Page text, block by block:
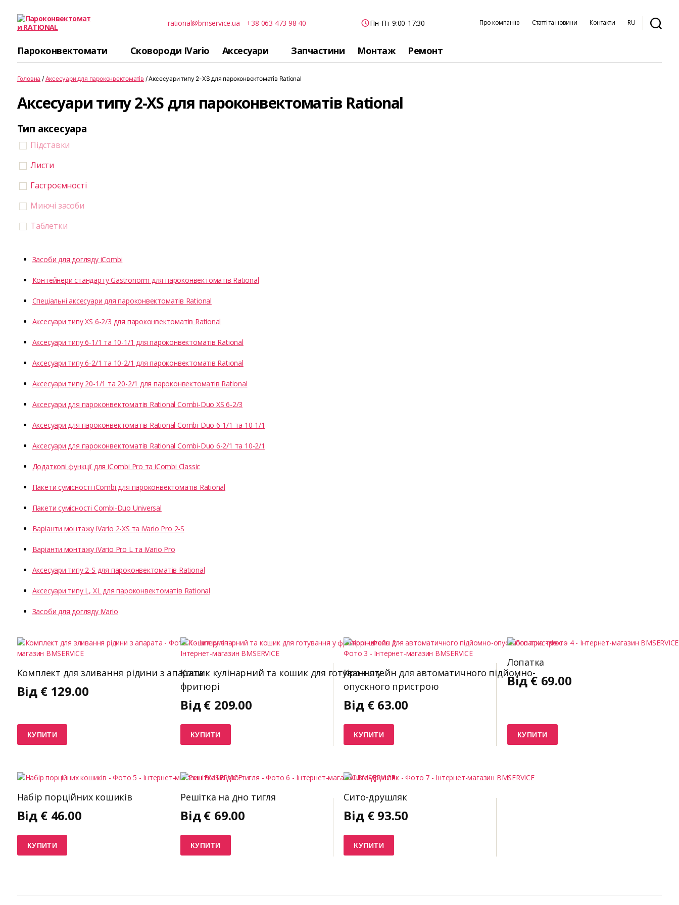
rational@bmservice.ua +38 063 473 98 40 Пн-Пт 9:00-17:30 Про компанію Статті та новини Контакти RU
Пароконвектомати Сковороди IVario Аксесуари Запчастини Монтаж Ремонт
Головна / Аксесуари для пароконвектоматів / Аксесуари типу 2-XS для пароконвектоматів Rational
Аксесуари типу 2-XS для пароконвектоматів Rational
Тип аксесуара
Підставки
Листи
Гастроємності
Миючі засоби
Таблетки
Засоби для догляду iCombi
Контейнери стандарту Gastronorm для пароконвектоматів Rational
Спеціальні аксесуари для пароконвектоматів Rational
Аксесуари типу XS 6-2/3 для пароконвектоматів Rational
Аксесуари типу 6-1/1 та 10-1/1 для пароконвектоматів Rational
Аксесуари типу 6-2/1 та 10-2/1 для пароконвектоматів Rational
Аксесуари типу 20-1/1 та 20-2/1 для пароконвектоматів Rational
Аксесуари для пароконвектоматів Rational Combi-Duo XS 6-2/3
Аксесуари для пароконвектоматів Rational Combi-Duo 6-1/1 та 10-1/1
Аксесуари для пароконвектоматів Rational Combi-Duo 6-2/1 та 10-2/1
Додаткові функції для iCombi Pro та iCombi Classic
Пакети сумісності iCombi для пароконвектоматів Rational
Пакети сумісності Combi-Duo Universal
Варіанти монтажу iVario 2-XS та iVario Pro 2-S
Варіанти монтажу iVario Pro L та iVario Pro
Аксесуари типу 2-S для пароконвектоматів Rational
Аксесуари типу L, XL для пароконвектоматів Rational
Засоби для догляду iVario
Комплект для зливання рідини з апарата
Від € 129.00
КУПИТИ
Кошик кулінарний та кошик для готування у
фритюрі
Від€ 209.00
КУПИТИ
Кронштейн для автоматичного підйомно-
опускного пристрою
Від € 63.00
КУПИТИ
Лопатка
Від€ 69.00
КУПИТИ
Набір порційних кошиків
Від € 46.00
КУПИТИ
Решітка на дно тигля
Від€ 69.00
КУПИТИ
Сито-друшляк
Від € 93.50
КУПИТИ